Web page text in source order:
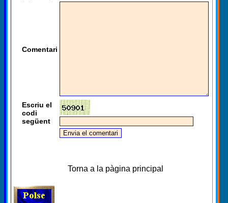
Comentari
Escriu el
codi
següent
Torna a la pàgina principal